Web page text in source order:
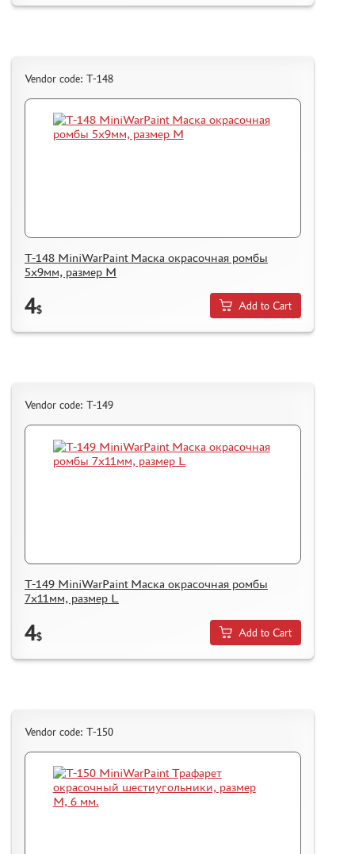
Vendor code: T-148
T-148 MiniWarPaint Маска окрасочная ромбы
5х9мм, размер М
4$ Add to Cart
Vendor code: T-149
T-149 MiniWarPaint Маска окрасочная ромбы
7х11мм, размер L
4$ Add to Cart
Vendor code: T-150